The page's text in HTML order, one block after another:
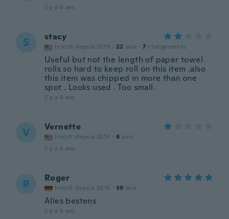
il y a 6 ans
S stacy
Inscrit depuis 2019 · 22 avis · 7 chargements
Useful but not the length of paper towel
rolls so hard to keep roll on this item .also
this item was chipped in more than one
spot . Looks used . Too small.
il y a 6 ans
V Vernette
Inscrit depuis 2014 · 6 avis
il y a 6 ans
R Roger
Inscrit depuis 2016 · 39 avis
Alles bestens
il y a 6 ans